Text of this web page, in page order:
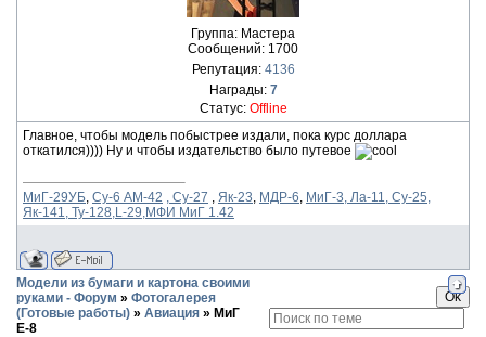
Группа: Мастера
Сообщений: 1700
Репутация: 4136
Награды: 7
Статус: Offline
Главное, чтобы модель побыстрее издали, пока курс доллара
откатился)))) Ну и чтобы издательство было путевое
МиГ-29УБ, Су-6 АМ-42 , Су-27 , Як-23, МДР-6, МиГ-3, Ла-11, Су-25,
Як-141, Ту-128,L-29,МФИ МиГ 1.42
Модели из бумаги и картона своими
руками - Форум » Фотогалерея
(Готовые работы) » Авиация » МиГ
Е-8